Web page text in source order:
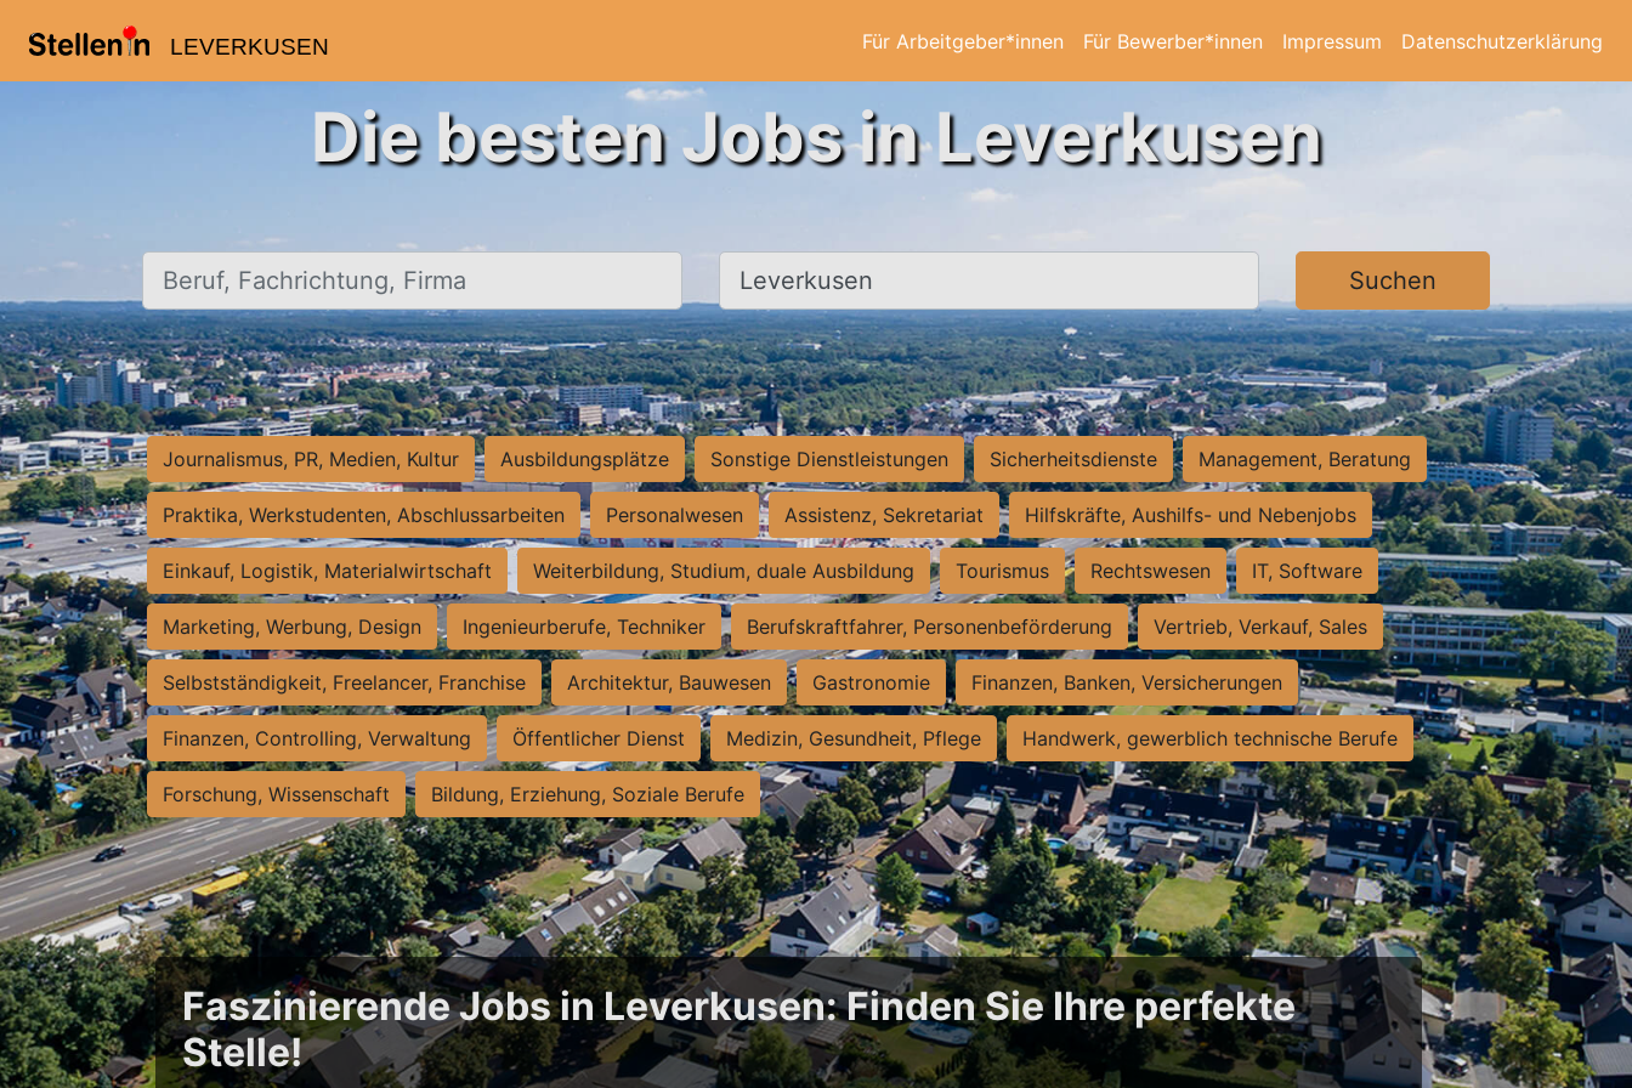
LEVERKUSEN Für Arbeitgeber*innen Für Bewerber*innen Impressum Datenschutzerklärung
Die besten Jobs in Leverkusen
Beruf, Fachrichtung, Firma Ort, Stadt Suchen
Journalismus, PR, Medien, Kultur Ausbildungsplätze Sonstige Dienstleistungen Sicherheitsdienste Management, Beratung
Praktika, Werkstudenten, Abschlussarbeiten Personalwesen Assistenz, Sekretariat Hilfskräfte, Aushilfs- und Nebenjobs
Einkauf, Logistik, Materialwirtschaft Weiterbildung, Studium, duale Ausbildung Tourismus Rechtswesen IT, Software
Marketing, Werbung, Design Ingenieurberufe, Techniker Berufskraftfahrer, Personenbeförderung Vertrieb, Verkauf, Sales
Selbstständigkeit, Freelancer, Franchise Architektur, Bauwesen Gastronomie Finanzen, Banken, Versicherungen
Finanzen, Controlling, Verwaltung Öffentlicher Dienst Medizin, Gesundheit, Pflege Handwerk, gewerblich technische Berufe
Forschung, Wissenschaft Bildung, Erziehung, Soziale Berufe
Faszinierende Jobs in Leverkusen: Finden Sie Ihre perfekte
Stelle!